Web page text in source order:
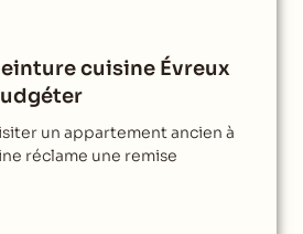
cuisine Évreux
un appartement ancien à
réclame une remise